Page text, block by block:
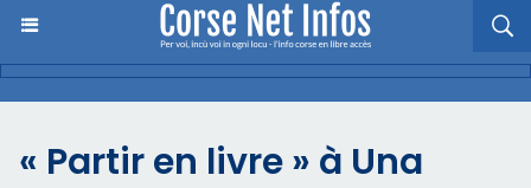
« Partir en livre » à Una